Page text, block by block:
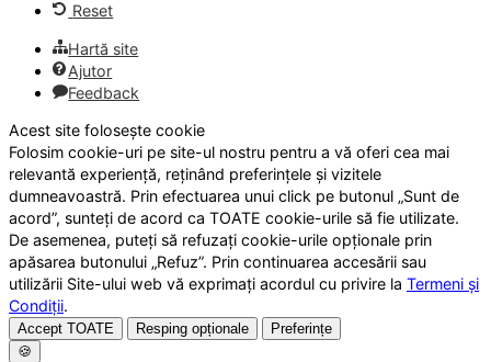
Reset
Hartă site
Ajutor
Feedback
Acest site folosește cookie
Folosim cookie-uri pe site-ul nostru pentru a vă oferi cea mai
relevantă experiență, reținând preferințele și vizitele
dumneavoastră. Prin efectuarea unui click pe butonul „Sunt de
acord”, sunteți de acord ca TOATE cookie-urile să fie utilizate.
De asemenea, puteți să refuzați cookie-urile opționale prin
apăsarea butonului „Refuz”. Prin continuarea accesării sau
utilizării Site-ului web vă exprimați acordul cu privire la Termeni și
Condiții.
Accept TOATE Resping opționale
Preferințe
🍪